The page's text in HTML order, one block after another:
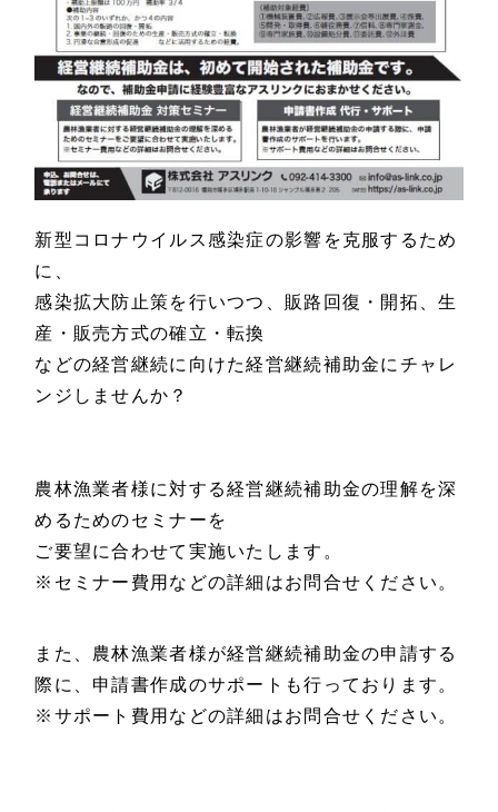
新型コロナウイルス感染症の影響を克服するため
に、
感染拡大防止策を行いつつ、販路回復・開拓、生
産・販売方式の確立・転換
などの経営継続に向けた経営継続補助金にチャレ
ンジしませんか？
農林漁業者様に対する経営継続補助金の理解を深
めるためのセミナーを
ご要望に合わせて実施いたします。
※セミナー費用などの詳細はお問合せください。
また、農林漁業者様が経営継続補助金の申請する
際に、申請書作成のサポートも行っております。
※サポート費用などの詳細はお問合せください。